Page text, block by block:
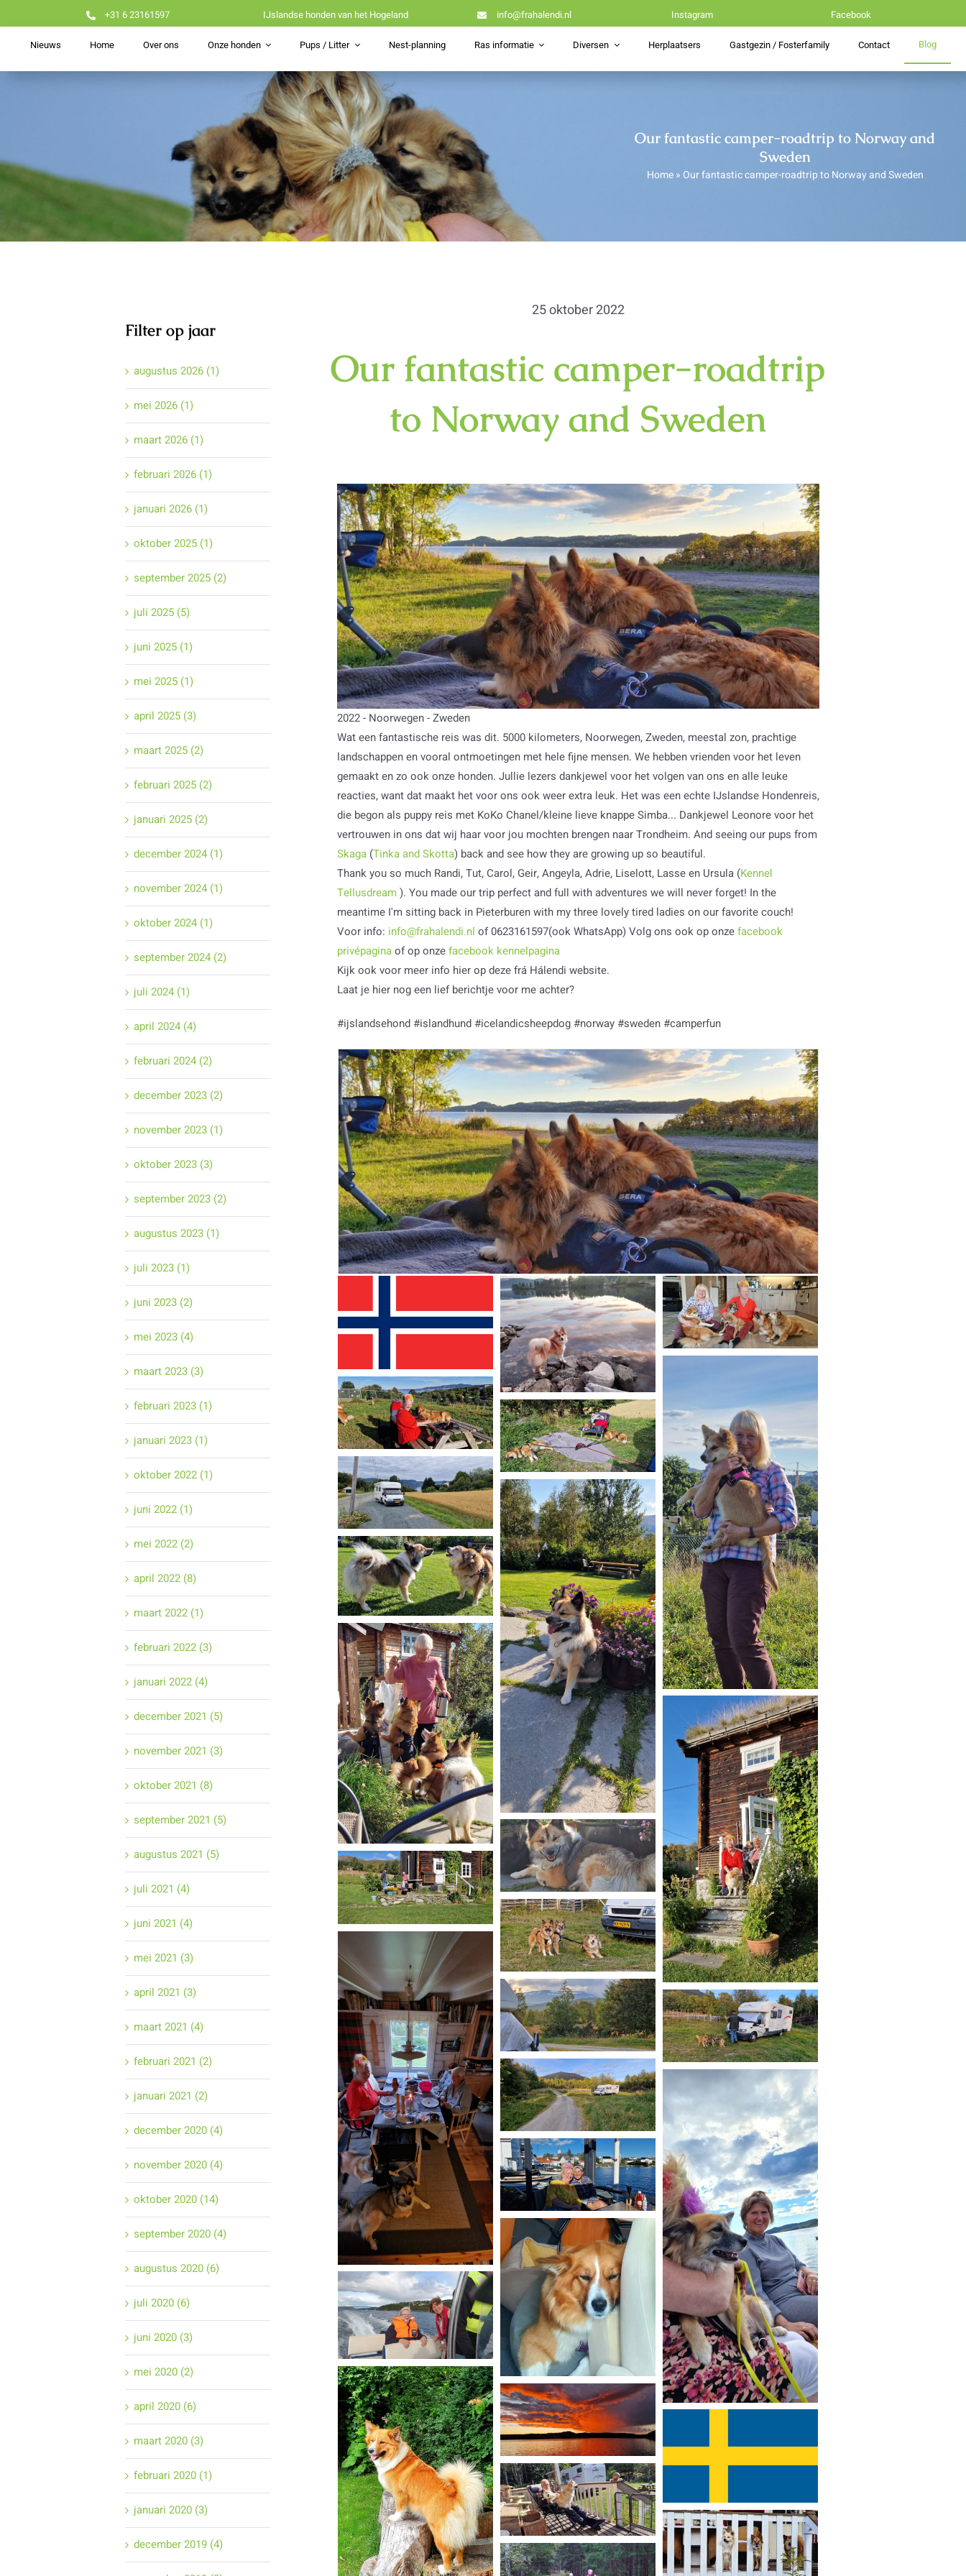
naar
inhoud
+31 6 23161597 IJslandse honden van het Hogeland info@frahalendi.nl Instagram Facebook
Nieuws Home Over ons Onze honden Pups / Litter Nest-planning Ras informatie Diversen Herplaatsers Gastgezin / Fosterfamily Contact Blog
Our fantastic camper-roadtrip to Norway and
Sweden
Home» Our fantastic camper-roadtrip to Norway and Sweden
Filter op jaar
augustus 2026 (1)
mei 2026 (1)
maart 2026 (1)
februari 2026 (1)
januari 2026 (1)
oktober 2025 (1)
september 2025 (2)
juli 2025 (5)
juni 2025 (1)
mei 2025 (1)
april 2025 (3)
maart 2025 (2)
februari 2025 (2)
januari 2025 (2)
december 2024 (1)
november 2024 (1)
oktober 2024 (1)
september 2024 (2)
juli 2024 (1)
april 2024 (4)
februari 2024 (2)
december 2023 (2)
november 2023 (1)
oktober 2023 (3)
september 2023 (2)
augustus 2023 (1)
juli 2023 (1)
juni 2023 (2)
mei 2023 (4)
maart 2023 (3)
februari 2023 (1)
januari 2023 (1)
oktober 2022 (1)
juni 2022 (1)
mei 2022 (2)
april 2022 (8)
maart 2022 (1)
februari 2022 (3)
januari 2022 (4)
december 2021 (5)
november 2021 (3)
oktober 2021 (8)
september 2021 (5)
augustus 2021 (5)
juli 2021 (4)
juni 2021 (4)
mei 2021 (3)
april 2021 (3)
maart 2021 (4)
februari 2021 (2)
januari 2021 (2)
december 2020 (4)
november 2020 (4)
oktober 2020 (14)
september 2020 (4)
augustus 2020 (6)
juli 2020 (6)
juni 2020 (3)
mei 2020 (2)
april 2020 (6)
maart 2020 (3)
februari 2020 (1)
januari 2020 (3)
december 2019 (4)
25 oktober 2022
Our fantastic camper-roadtrip
to Norway and Sweden
2022 - Noorwegen - Zweden
Wat een fantastische reis was dit. 5000 kilometers, Noorwegen, Zweden, meestal zon, prachtige
landschappen en vooral ontmoetingen met hele fijne mensen. We hebben vrienden voor het leven
gemaakt en zo ook onze honden. Jullie lezers dankjewel voor het volgen van ons en alle leuke
reacties, want dat maakt het voor ons ook weer extra leuk. Het was een echte IJslandse Hondenreis,
die begon als puppy reis met KoKo Chanel/kleine lieve knappe Simba... Dankjewel Leonore voor het
vertrouwen in ons dat wij haar voor jou mochten brengen naar Trondheim. And seeing our pups from
Skaga(Tinka and Skotta) back and see how they are growing up so beautiful.
Thank you so much Randi, Tut, Carol, Geir, Angeyla, Adrie, Liselott, Lasse en Ursula (Kennel
Tellusdream ). You made our trip perfect and full with adventures we will never forget! In the
meantime I'm sitting back in Pieterburen with my three lovely tired ladies on our favorite couch!
Voor info: info@frahalendi.nl of 0623161597(ook WhatsApp) Volg ons ook op onzefacebook
privépaginaof op onzefacebook kennelpagina
Kijk ook voor meer info hier op deze frá Hálendi website.
Laat je hier nog een lief berichtje voor me achter?
#ijslandsehond #islandhund #icelandicsheepdog #norway #sweden #camperfun